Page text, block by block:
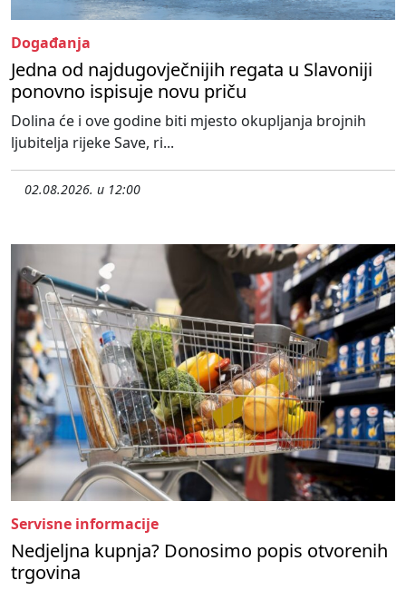
Događanja
Jedna od najdugovječnijih regata u Slavoniji
ponovno ispisuje novu priču
Dolina će i ove godine biti mjesto okupljanja brojnih
ljubitelja rijeke Save, ri...
02.08.2026. u 12:00
Servisne informacije
Nedjeljna kupnja? Donosimo popis otvorenih
trgovina